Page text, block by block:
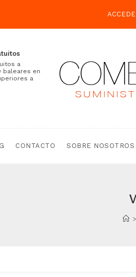
a
baleares en
a
CONTACTO SOBRE NOSOTROS
>